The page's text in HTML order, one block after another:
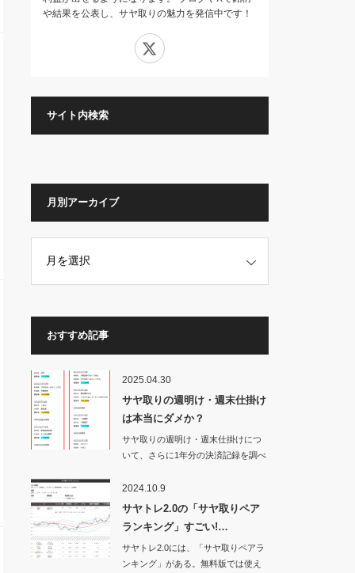
や結果を公表し、サヤ取りの魅力を発信中です！
サイト内検索
月別アーカイブ
おすすめ記事
2025.04.30
サヤ取りの週明け・週末仕掛け
は本当にダメか？
サヤ取りの週明け・週末仕掛けにつ
いて、さらに1年分の決済記録を調べ
2024.10.9
サヤトレ2.0の「サヤ取りペア
ランキング」すごい!…
サヤトレ2.0には、「サヤ取りペアラ
ンキング」がある。無料版では使え